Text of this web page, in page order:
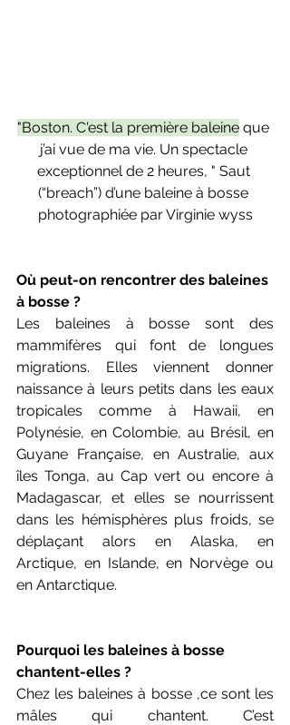
"Boston. C'est la première baleine que
j’ai vue de ma vie. Un spectacle
exceptionnel de 2 heures, " Saut
(“breach”) d’une baleine à bosse
photographiée par Virginie wyss
Où peut-on rencontrer des baleines
à bosse ?
Les baleines à bosse sont des
mammifères qui font de longues
migrations. Elles viennent donner
naissance à leurs petits dans les eaux
tropicales comme à Hawaii, en
Polynésie, en Colombie, au Brésil, en
Guyane Française, en Australie, aux
îles Tonga, au Cap vert ou encore à
Madagascar, et elles se nourrissent
dans les hémisphères plus froids, se
déplaçant alors en Alaska, en
Arctique, en Islande, en Norvège ou
en Antarctique.
Pourquoi les baleines à bosse
chantent-elles ?
Chez les baleines à bosse ,ce sont les
mâles qui chantent. C’est